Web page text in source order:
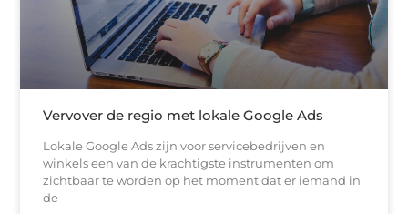
Vervover de regio met lokale Google Ads
Lokale Google Ads zijn voor servicebedrijven en
winkels een van de krachtigste instrumenten om
zichtbaar te worden op het moment dat er iemand in
de